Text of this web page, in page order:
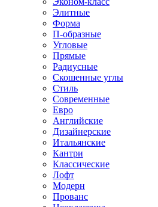
Элитные
Форма
П-образные
Угловые
Прямые
Радиусные
Скошенные углы
Стиль
Современные
Евро
Английские
Дизайнерские
Итальянские
Кантри
Классические
Лофт
Модерн
Прованс